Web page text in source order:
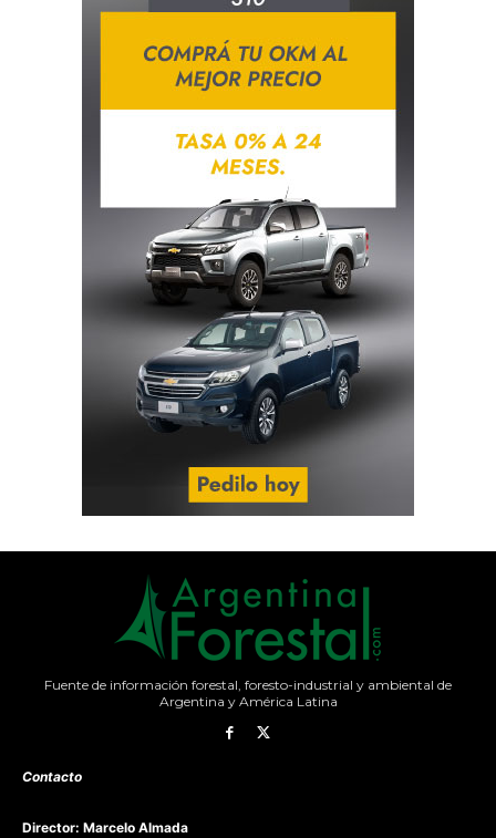
Fuente de información forestal, foresto-industrial y ambiental de
Argentina y América Latina
Contacto
Director: Marcelo Almada